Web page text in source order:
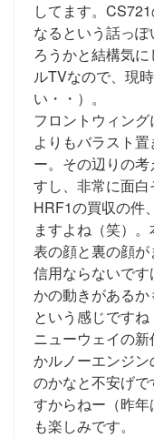
してます。
なるという話っ
ろうかと結構気
ルTVなので、現
い・・）。
フロントウィン
よりもバラスト
ー。その辺りの
すし、非常に面白
HRF1の買収の件
ますよね（笑）
表の顔と裏の顔が
信用ならないで
かの動きがある
という感じですね
ニューウェイの
かルノーエンジ
のかなと不安げ
すからねー（昨
も楽しみです。